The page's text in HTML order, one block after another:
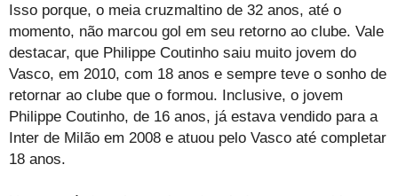
Isso porque, o meia cruzmaltino de 32 anos, até o
momento, não marcou gol em seu retorno ao clube. Vale
destacar, que Philippe Coutinho saiu muito jovem do
Vasco, em 2010, com 18 anos e sempre teve o sonho de
retornar ao clube que o formou. Inclusive, o jovem
Philippe Coutinho, de 16 anos, já estava vendido para a
Inter de Milão em 2008 e atuou pelo Vasco até completar
18 anos.